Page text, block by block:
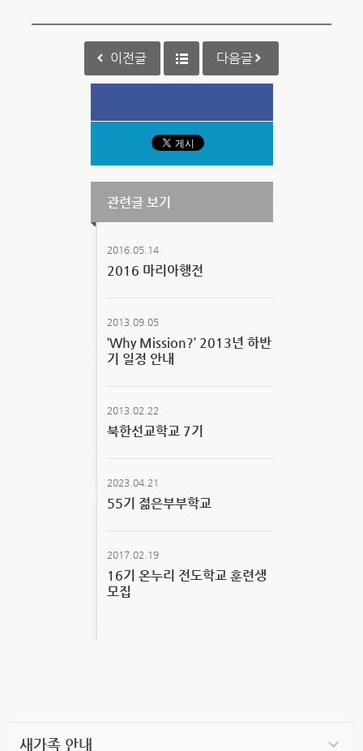
이전글 다음글
관련글 보기
2016.05.14
2016 마리아행전
2013.09.05
‘Why Mission?’ 2013년 하반
기 일정 안내
2013.02.22
북한선교학교 7기
2023.04.21
55기 젊은부부학교
2017.02.19
16기 온누리 전도학교 훈련생
모집
새가족 안내